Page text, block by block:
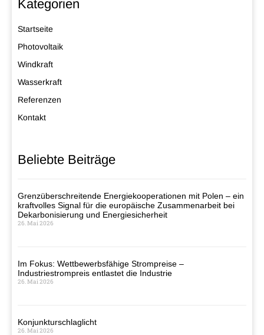
Kategorien
Startseite
Photovoltaik
Windkraft
Wasserkraft
Referenzen
Kontakt
Beliebte Beiträge
Grenzüberschreitende Energiekooperationen mit Polen – ein
kraftvolles Signal für die europäische Zusammenarbeit bei
Dekarbonisierung und Energiesicherheit
26. Mai 2026
Im Fokus: Wettbewerbsfähige Strompreise –
Industriestrompreis entlastet die Industrie
26. Mai 2026
Konjunkturschlaglicht
26. Mai 2026